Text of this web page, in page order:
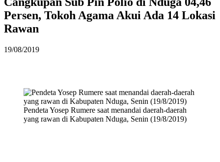
Persen, Tokoh Agama Akui Ada 14 Lokasi
Rawan
19/08/2019
Pendeta Yosep Rumere saat menandai daerah-daerah
yang rawan di Kabupaten Nduga, Senin (19/8/2019)